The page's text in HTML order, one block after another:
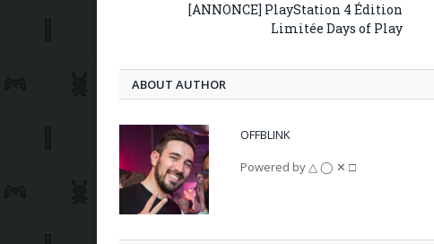
[ANNONCE] PlayStation 4 Édition
Limitée Days of Play
ABOUT AUTHOR
OFFBLINK
Powered by △ ◯ ✕ □